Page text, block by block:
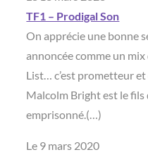
TF1 – Prodigal Son
On apprécie une bonne
annoncée comme un
List… c’est prometteur et
Malcolm Bright est le fils
emprisonné.(…)
Le 9 mars 2020